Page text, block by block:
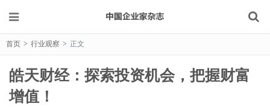
首页 > 行业观察 > 正文
皓天财经：探索投资机会，把握财富
增值！